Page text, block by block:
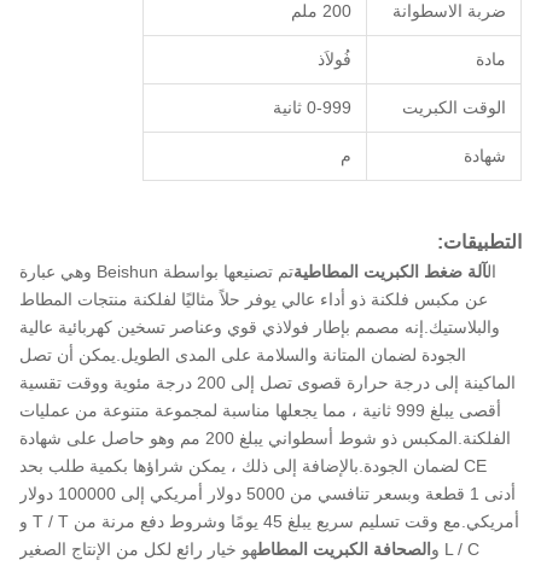
ضربة الاسطوانة 200 ملم
مادة فُولاَذ
الوقت الكبريت 0-999 ثانية
شهادة م
التطبيقات:
الآلة ضغط الكبريت المطاطية
تم تصنيعها بواسطة Beishun وهي عبارة
عن مكبس فلكنة ذو أداء عالي يوفر حلاً مثاليًا لفلكنة منتجات المطاط
والبلاستيك.إنه مصمم بإطار فولاذي قوي وعناصر تسخين كهربائية عالية
الجودة لضمان المتانة والسلامة على المدى الطويل.يمكن أن تصل
الماكينة إلى درجة حرارة قصوى تصل إلى 200 درجة مئوية ووقت تقسية
أقصى يبلغ 999 ثانية ، مما يجعلها مناسبة لمجموعة متنوعة من عمليات
الفلكنة.المكبس ذو شوط أسطواني يبلغ 200 مم وهو حاصل على شهادة
CE لضمان الجودة.بالإضافة إلى ذلك ، يمكن شراؤها بكمية طلب بحد
أدنى 1 قطعة وبسعر تنافسي من 5000 دولار أمريكي إلى 100000 دولار
أمريكي.مع وقت تسليم سريع يبلغ 45 يومًا وشروط دفع مرنة من T / T و
L / C و
الصحافة الكبريت المطاطهو خيار رائع لكل من الإنتاج الصغير